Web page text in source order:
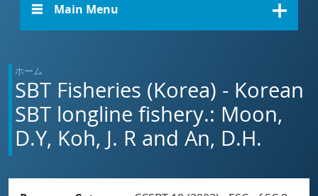
☰ Main Menu
ホーム
SBT Fisheries (Korea) - Korean
SBT longline fishery.: Moon,
D.Y, Koh, J. R and An, D.H.